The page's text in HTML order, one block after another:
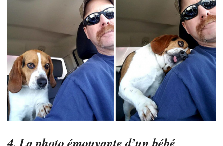
4. La photo émouvante d’un bébé